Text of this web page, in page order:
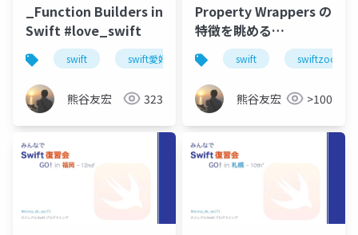
_Function Builders in
Swift #love_swift
swift swift愛好会 @resultbuilder
熊谷友宏 323
Property Wrappers の
特徴を眺める
#swiftzoomin
swift swiftzoomin
熊谷友宏 >100